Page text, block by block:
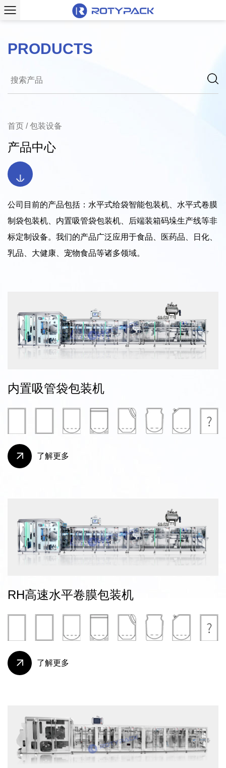
PRODUCTS
首页 /包装设备
产品中心
公司目前的产品包括：水平式给袋智能包装机、水平式卷膜
制袋包装机、内置吸管袋包装机、后端装箱码垛生产线等非
标定制设备。我们的产品广泛应用于食品、医药品、日化、
乳品、大健康、宠物食品等诸多领域。
内置吸管袋包装机
了解更多
RH高速水平卷膜包装机
了解更多